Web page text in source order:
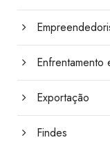
Exportação
Findes